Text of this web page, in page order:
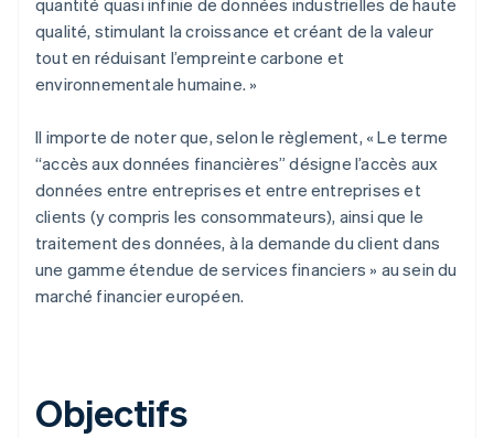
quantité quasi infinie de données industrielles de haute
qualité, stimulant la croissance et créant de la valeur
tout en réduisant l’empreinte carbone et
environnementale humaine. »
Il importe de noter que, selon le règlement, « Le terme
“accès aux données financières” désigne l’accès aux
données entre entreprises et entre entreprises et
clients (y compris les consommateurs), ainsi que le
traitement des données, à la demande du client dans
une gamme étendue de services financiers » au sein du
marché financier européen.
Objectifs